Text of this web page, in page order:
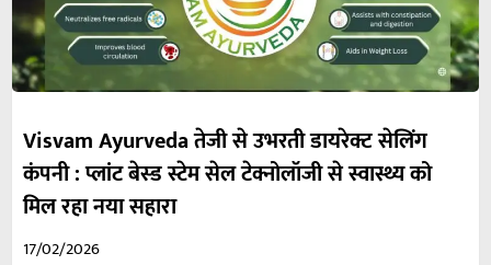
Visvam Ayurveda तेजी से उभरती डायरेक्ट सेलिंग
कंपनी : प्लांट बेस्ड स्टेम सेल टेक्नोलॉजी से स्वास्थ्य को
मिल रहा नया सहारा
17/02/2026